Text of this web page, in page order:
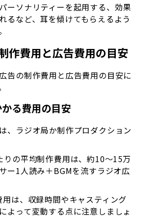
ーソナリティーを起用する、効果
るなど、耳を傾けてもらえるよう
作費用と広告費用の目安
告の制作費用と広告費用の目安に
る費用の目安
、ラジオ局か制作プロダクション
りの平均制作費用は、約10～15万
ー1人読み＋BGMを流すラジオ広
用は、収録時間やキャスティング
よって変動する点に注意しましょ